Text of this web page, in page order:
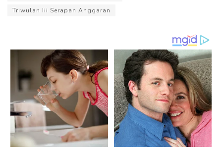
Triwulan Iii Serapan Anggaran